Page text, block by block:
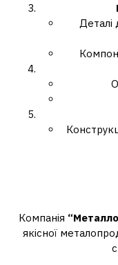
Деталі
Компанія
якісної